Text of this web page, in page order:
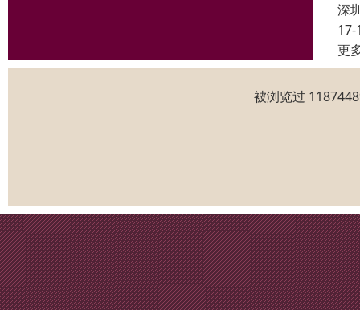
深
17-
更
被浏览过